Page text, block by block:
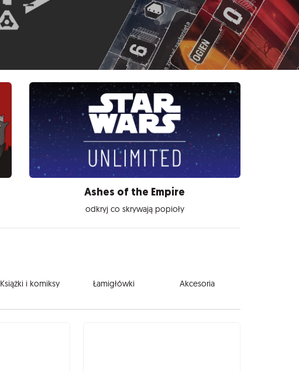
Ashes of the Empire
odkryj co skrywają popioły
Książki i komiksy Łamigłówki Akcesoria